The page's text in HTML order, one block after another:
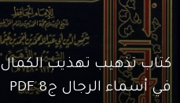
كتاب تذهيب تهذيب الكمال
في أسماء الرجال ج8 PDF